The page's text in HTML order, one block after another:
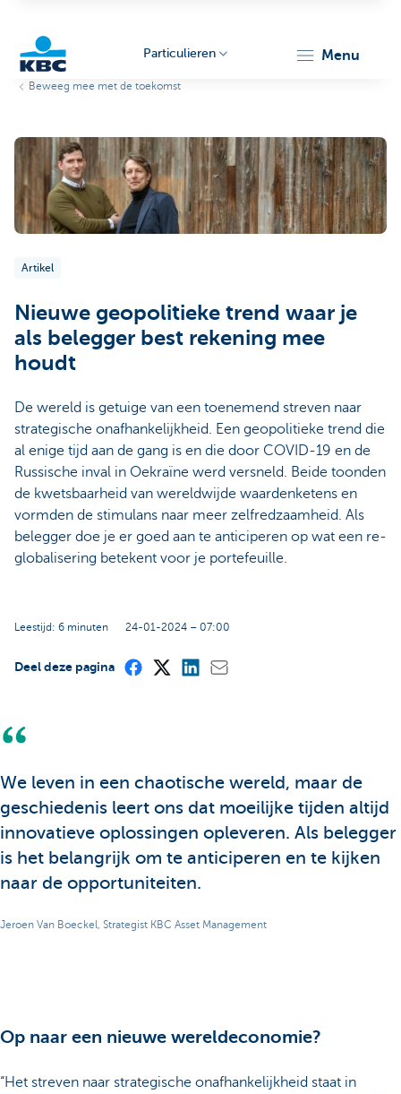
Particulieren menu
Beweeg mee met de toekomst
Artikel
Nieuwe geopolitieke trend waar je
als belegger best rekening mee
houdt
De wereld is getuige van een toenemend streven naar
strategische onafhankelijkheid. Een geopolitieke trend die
al enige tijd aan de gang is en die door COVID-19 en de
Russische inval in Oekraïne werd versneld. Beide toonden
de kwetsbaarheid van wereldwijde waardenketens en
vormden de stimulans naar meer zelfredzaamheid. Als
belegger doe je er goed aan te anticiperen op wat een re-
globalisering betekent voor je portefeuille.
Leestijd: 6 minuten 24-01-2024 – 07:00
Deel deze pagina
We leven in een chaotische wereld, maar de
geschiedenis leert ons dat moeilijke tijden altijd
innovatieve oplossingen opleveren. Als belegger
is het belangrijk om te anticiperen en te kijken
naar de opportuniteiten.
Jeroen Van Boeckel, Strategist KBC Asset Management
Op naar een nieuwe wereldeconomie?
“Het streven naar strategische onafhankelijkheid staat in